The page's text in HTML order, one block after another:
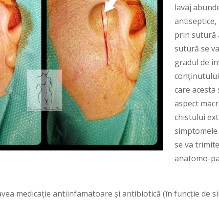
lavaj
prin sutură
sutură se
gradul de
care acesta
aspect
chistului
simptomele
se va
anatomo-
medicație antiinfamatoare și antibiotică (în funcție de